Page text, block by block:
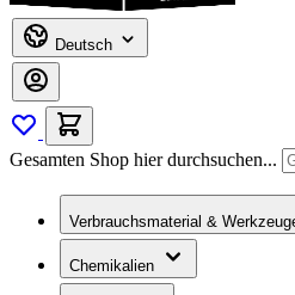
Deutsch
Gesamten Shop hier durchsuchen...
Verbrauchsmaterial &
Chemikalien